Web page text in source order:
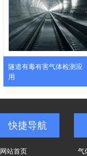
隧道有毒有害气体检测应
用
快捷导航
网站首页 气